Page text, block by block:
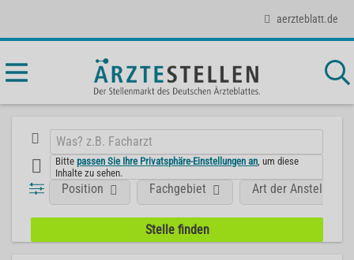
aerzteblatt.de
Bittepassen Sie Ihre Privatsphäre-Einstellungen an , um diese
Inhalte zu sehen.
Position Fachgebiet Art der Anstellung